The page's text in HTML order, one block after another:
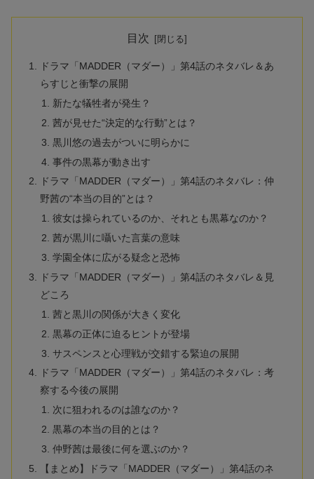
目次
ドラマ「MADDER（マダー）」第4話のネタバレ＆あ
らすじと衝撃の展開
新たな犠牲者が発生？
茜が見せた“決定的な行動”とは？
黒川悠の過去がついに明らかに
事件の黒幕が動き出す
ドラマ「MADDER（マダー）」第4話のネタバレ：仲
野茜の“本当の目的”とは？
彼女は操られているのか、それとも黒幕なのか？
茜が黒川に囁いた言葉の意味
学園全体に広がる疑念と恐怖
ドラマ「MADDER（マダー）」第4話のネタバレ＆見
どころ
茜と黒川の関係が大きく変化
黒幕の正体に迫るヒントが登場
サスペンスと心理戦が交錯する緊迫の展開
ドラマ「MADDER（マダー）」第4話のネタバレ：考
察する今後の展開
次に狙われるのは誰なのか？
黒幕の本当の目的とは？
仲野茜は最後に何を選ぶのか？
【まとめ】ドラマ「MADDER（マダー）」第4話のネ